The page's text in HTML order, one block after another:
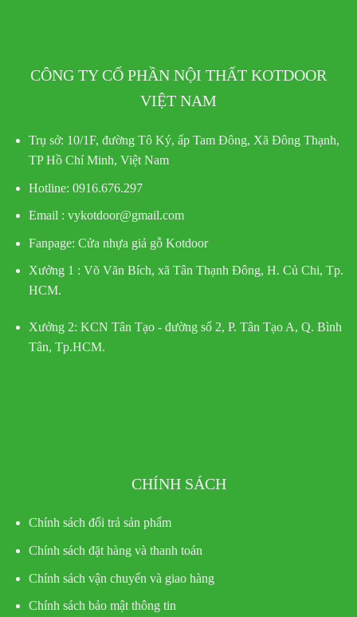
CÔNG TY CỔ PHẦN NỘI THẤT KOTDOOR
VIỆT NAM
Trụ sở: 10/1F, đường Tô Ký, ấp Tam Đông, Xã Đông Thạnh,
TP Hồ Chí Minh, Việt Nam
Hotline: 0916.676.297
Email : vykotdoor@gmail.com
Fanpage: Cửa nhựa giả gỗ Kotdoor
Xưởng 1 : Võ Văn Bích, xã Tân Thạnh Đông, H. Củ Chi, Tp.
HCM.
Xưởng 2: KCN Tân Tạo - đường số 2, P. Tân Tạo A, Q. Bình
Tân, Tp.HCM.
CHÍNH SÁCH
Chính sách đổi trả sản phẩm
Chính sách đặt hàng và thanh toán
Chính sách vận chuyển và giao hàng
Chính sách bảo mật thông tin